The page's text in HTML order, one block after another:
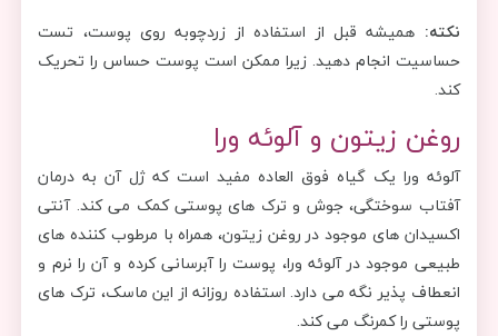
نکته: همیشه قبل از استفاده از زردچوبه روی پوست، تست
حساسیت انجام دهید. زیرا ممکن است پوست حساس را تحریک
کند.
روغن زیتون و آلوئه ورا
آلوئه ورا یک گیاه فوق العاده مفید است که ژل آن به درمان
آفتاب سوختگی، جوش و ترک های پوستی کمک می کند. آنتی
اکسیدان های موجود در روغن زیتون، همراه با مرطوب کننده های
طبیعی موجود در آلوئه ورا، پوست را آبرسانی کرده و آن را نرم و
انعطاف پذیر نگه می دارد. استفاده روزانه از این ماسک، ترک های
پوستی را کمرنگ می کند.